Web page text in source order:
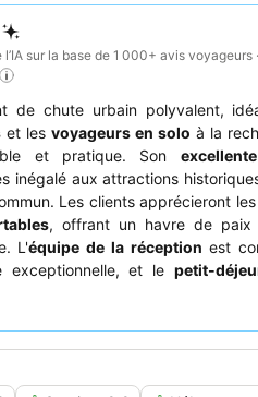
l’IA sur la base de 1 000+ avis voyageurs
de chute urbain polyvalent,
et les voyageurs en solo à la
et pratique. Son
inégalé aux attractions
Les clients apprécieront les
, offrant un havre de paix
L'équipe de la réception est
exceptionnelle, et lepetit-
plus calme, les clients